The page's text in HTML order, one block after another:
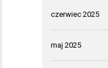
czerwiec 2025
maj 2025